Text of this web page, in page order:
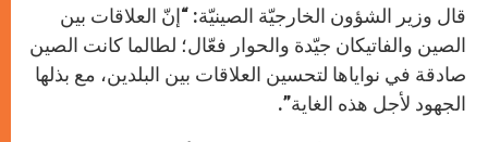
قال وزير الشؤون الخارجيّة الصينيّة: “إنّ العلاقات بين
الصين والفاتيكان جيّدة والحوار فعّال؛ لطالما كانت الصين
صادقة في نواياها لتحسين العلاقات بين البلدين، مع بذلها
الجهود لأجل هذه الغاية”.